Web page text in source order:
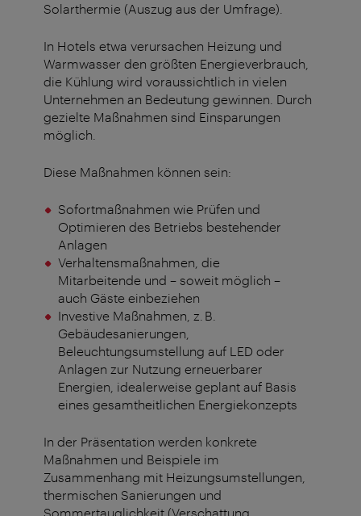
Solarthermie (Auszug aus der Umfrage).
In Hotels etwa verursachen Heizung und
Warmwasser den größten Energieverbrauch,
die Kühlung wird voraussichtlich in vielen
Unternehmen an Bedeutung gewinnen. Durch
gezielte Maßnahmen sind Einsparungen
möglich.
Diese Maßnahmen können sein:
Sofortmaßnahmen wie Prüfen und
Optimieren des Betriebs bestehender
Anlagen
Verhaltensmaßnahmen, die
Mitarbeitende und – soweit möglich –
auch Gäste einbeziehen
Investive Maßnahmen, z. B.
Gebäudesanierungen,
Beleuchtungsumstellung auf LED oder
Anlagen zur Nutzung erneuerbarer
Energien, idealerweise geplant auf Basis
eines gesamtheitlichen Energiekonzepts
In der Präsentation werden konkrete
Maßnahmen und Beispiele im
Zusammenhang mit Heizungsumstellungen,
thermischen Sanierungen und
Sommertauglichkeit (Verschattung,